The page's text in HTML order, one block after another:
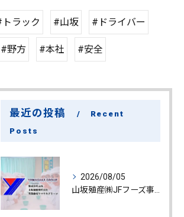
ラック #山坂 #ドライバー
#野方 #本社 #安全
最近の投稿
Recent
Posts
2026/08/05
山坂殖産㈱JFフーズ事業部